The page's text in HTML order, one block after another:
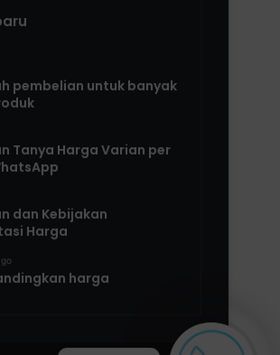
pembelian untuk banyak
Tanya Harga Varian per
dan Kebijakan
Harga
harga